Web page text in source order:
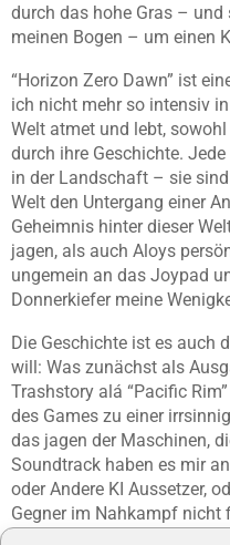
durch das hohe Gras –
meinen Bogen – um einen
“Horizon Zero Dawn” ist
ich nicht mehr so intensiv
Welt atmet und lebt,
durch ihre Geschichte.
in der Landschaft – sie
Welt den Untergang einer
Geheimnis hinter dieser
jagen, als auch Aloys
ungemein an das Joypad
Donnerkiefer meine
Die Geschichte ist es auch
will: Was zunächst als
Trashstory alá “Pacific
des Games zu einer
das jagen der Maschinen,
Soundtrack haben es mir
oder Andere KI Aussetzer,
Gegner im Nahkampf nicht